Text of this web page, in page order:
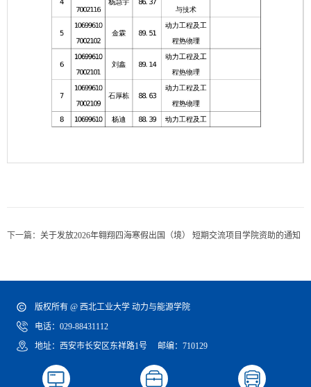
下一篇： 关于发放2026年翱翔四海寒假出国（境） 短期交流项目学院资助的通知
版权所有 @ 西北工业大学 动力与能源学院
电话：029-88431112
地址：西安市长安区东祥路1号 邮编：710129